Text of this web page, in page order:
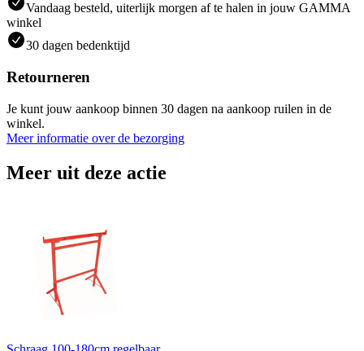
Vandaag besteld, uiterlijk morgen af te halen in jouw GAMMA
winkel
30 dagen bedenktijd
Retourneren
Je kunt jouw aankoop binnen 30 dagen na aankoop ruilen in de
winkel.
Meer informatie over de bezorging
Meer uit deze actie